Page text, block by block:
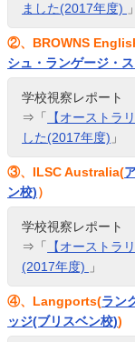
ました(2017年度)
」
②、BROWNS
シュ・ランゲージ・
学校視察レポート
⇒「
【オーストラ
した(2017年度) 」
③、ILSC Australia(
ン校)）
学校視察レポート
⇒「
【オーストラ
(2017年度)
」
④、Langports(ラン
ッジ(ブリスベン校))